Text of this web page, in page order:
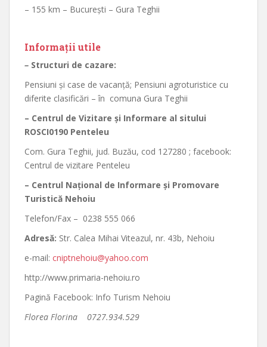
– 155 km – Bucureşti – Gura Teghii
Informaţii utile
– Structuri de cazare:
Pensiuni şi case de vacanţă; Pensiuni agroturistice cu
diferite clasificări – în comuna Gura Teghii
– Centrul de Vizitare şi Informare al sitului
ROSCI0190 Penteleu
Com. Gura Teghii, jud. Buzău, cod 127280 ; facebook:
Centrul de vizitare Penteleu
– Centrul Naţional de Informare şi Promovare
Turistică Nehoiu
Telefon/Fax – 0238 555 066
Adresă: Str. Calea Mihai Viteazul, nr. 43b, Nehoiu
e-mail: cniptnehoiu@yahoo.com
http://www.primaria-nehoiu.ro
Pagină Facebook: Info Turism Nehoiu
Florea Florina 0727.934.529